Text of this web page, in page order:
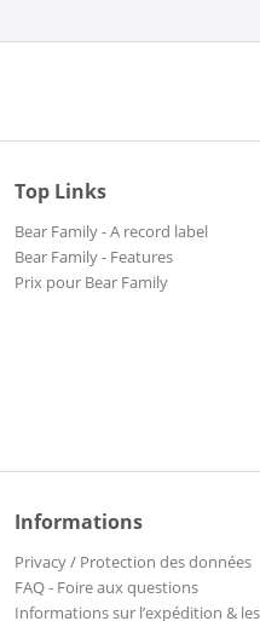
Top Links
Bear Family - A record label
Bear Family - Features
Prix pour Bear Family
Informations
Privacy / Protection des données
FAQ - Foire aux questions
Informations sur l’expédition &